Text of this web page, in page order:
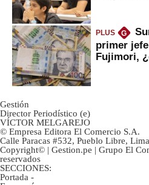
PLUS G
primer
Fujimori,
Gestión
Director Periodístico (e)
VÍCTOR MELGAREJO
© Empresa Editora El Comercio S.A.
Calle Paracas #532, Pueblo Libre,
Copyright© | Gestion.pe | Grupo El
reservados
SECCIONES:
Portada -